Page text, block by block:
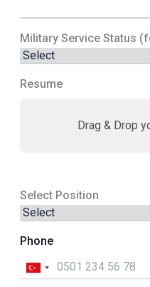
Military Service Status
Resume
Drag & Drop
Select Position
Phone